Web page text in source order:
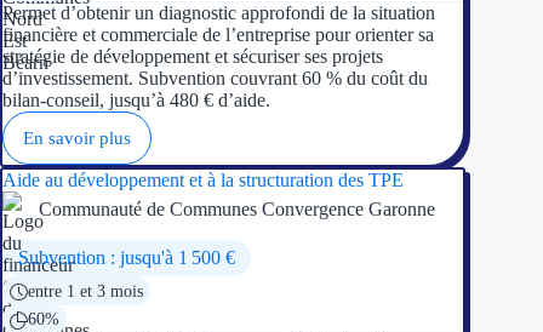
Permet d’obtenir un diagnostic approfondi de la situation
financière et commerciale de l’entreprise pour orienter sa
stratégie de développement et sécuriser ses projets
d’investissement. Subvention couvrant 60 % du coût du
bilan-conseil, jusqu’à 480 € d’aide.
En savoir plus
Aide au développement et à la structuration des TPE
Communauté de Communes Convergence Garonne
Subvention : jusqu'à 1 500 €
entre 1 et 3 mois
60%